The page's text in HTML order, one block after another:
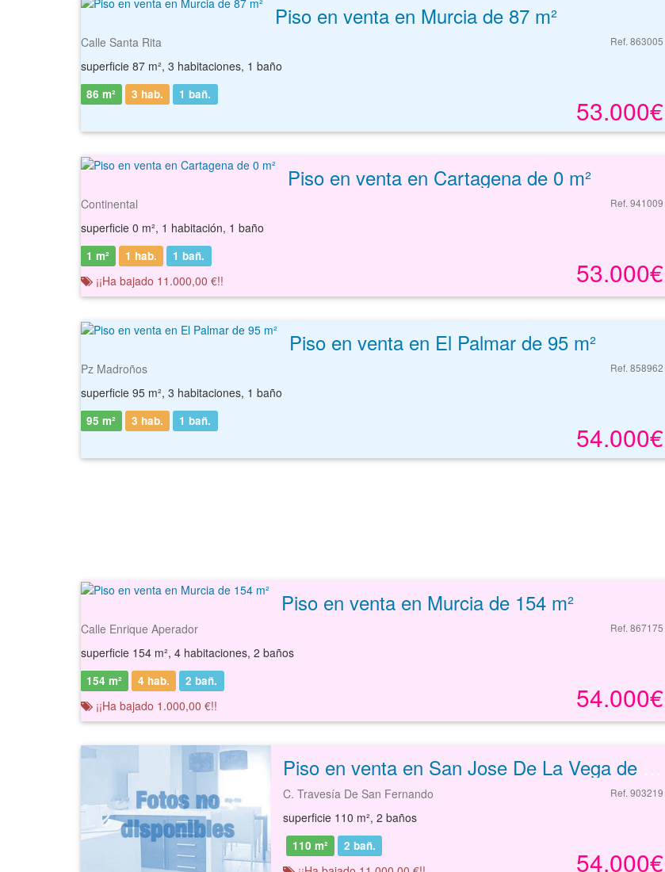
Piso en venta en Murcia de 87 m²
Calle Santa Rita Ref. 863005
superficie 87 m², 3 habitaciones, 1 baño
53.000€
86 m² 3 hab. 1 bañ.
Piso en venta en Cartagena de 0 m²
Continental Ref. 941009
superficie 0 m², 1 habitación, 1 baño
53.000€
1 m² 1 hab. 1 bañ.
¡¡Ha bajado 11.000,00 €!!
Piso en venta en El Palmar de 95 m²
Pz Madroños Ref. 858962
superficie 95 m², 3 habitaciones, 1 baño
54.000€
95 m² 3 hab. 1 bañ.
Piso en venta en Murcia de 154 m²
Calle Enrique Aperador Ref. 867175
superficie 154 m², 4 habitaciones, 2 baños
54.000€
154 m² 4 hab. 2 bañ.
¡¡Ha bajado 1.000,00 €!!
C. Travesía De San Fernando Ref. 903219
superficie 110 m², 2 baños
54.000€
110 m² 2 bañ.